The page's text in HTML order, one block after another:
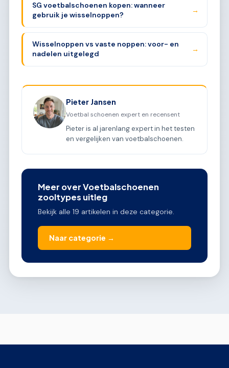
SG voetbalschoenen kopen: wanneer
gebruik je wisselnoppen?
→
Wisselnoppen vs vaste noppen: voor- en
nadelen uitgelegd
→
Pieter Jansen
Voetbal schoenen expert en recensent
Pieter is al jarenlang expert in het testen
en vergelijken van voetbalschoenen.
Meer over Voetbalschoenen
zooltypes uitleg
Bekijk alle 19 artikelen in deze categorie.
Naar categorie →